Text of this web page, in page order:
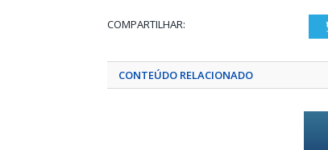
COMPARTILHAR:
CONTEÚDO RELACIONADO